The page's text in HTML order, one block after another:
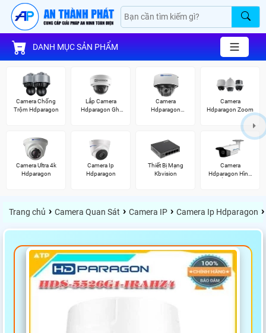
DANH MỤC SẢN PHẨM
Camera Chống
Trộm Hdparagon
Lắp Camera
Hdparagon Ghi
Camera
Hdparagon
Camera
Hdparagon Zoom
Camera Ultra 4k
Hdparagon
Camera Ip
Hdparagon
Thiết Bị Mạng
Kbvision
Camera
Hdparagon Hình
Trang chủ › Camera Quan Sát › Camera IP › Camera Ip Hdparagon ›